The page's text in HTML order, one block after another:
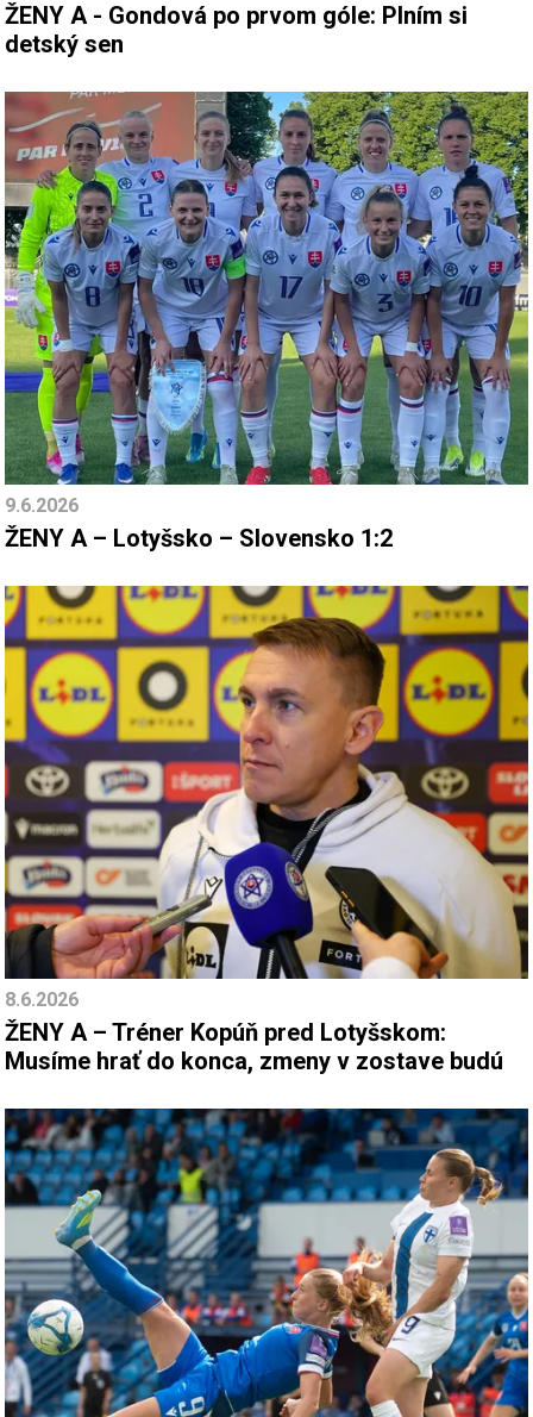
ŽENY A - Gondová po prvom góle: Plním si
detský sen
9.6.2026
ŽENY A – Lotyšsko – Slovensko 1:2
8.6.2026
ŽENY A – Tréner Kopúň pred Lotyšskom:
Musíme hrať do konca, zmeny v zostave budú